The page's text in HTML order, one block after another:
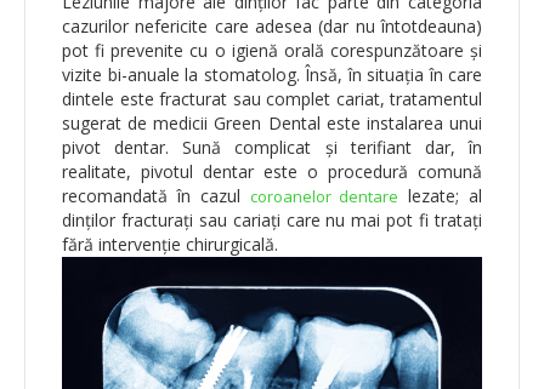
cazurilor nefericite care adesea (dar nu întotdeauna)
pot fi prevenite cu o igienă orală corespunzătoare și
vizite bi-anuale la stomatolog. Însă, în situația în care
dintele este fracturat sau complet cariat, tratamentul
sugerat de medicii Green Dental este instalarea unui
pivot dentar. Sună complicat și terifiant dar, în
realitate, pivotul dentar este o procedură comună
recomandată în cazul coroanelor dentare lezate; al
dinților fracturați sau cariați care nu mai pot fi tratați
fără intervenție chirurgicală.